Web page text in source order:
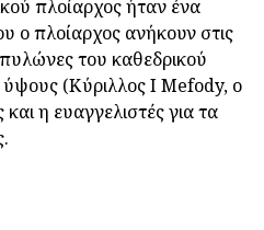
πλοίαρχος ήταν ένα
ο πλοίαρχος ανήκουν στις
του καθεδρικού
(Κύριλλος Ι Mefody, ο
η ευαγγελιστές για τα